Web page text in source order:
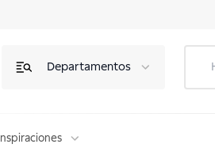
Departamentos
Inspiraciones